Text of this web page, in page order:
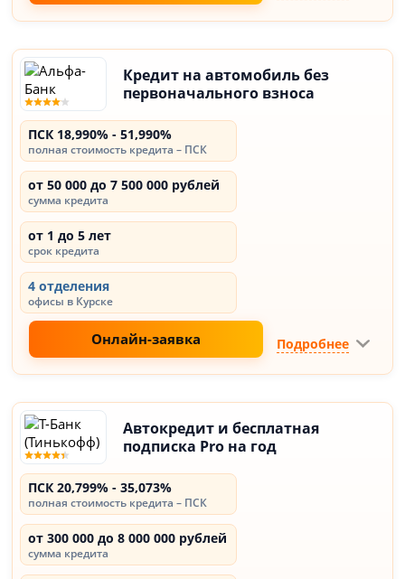
Кредит на автомобиль без
первоначального взноса
ПСК 18,990% - 51,990%
полная стоимость кредита – ПСК
от 50 000 до 7 500 000 рублей
сумма кредита
от 1 до 5 лет
срок кредита
4 отделения
офисы в Курске
Онлайн-заявка Подробнее
Автокредит и бесплатная
подписка Pro на год
ПСК 20,799% - 35,073%
полная стоимость кредита – ПСК
от 300 000 до 8 000 000 рублей
сумма кредита